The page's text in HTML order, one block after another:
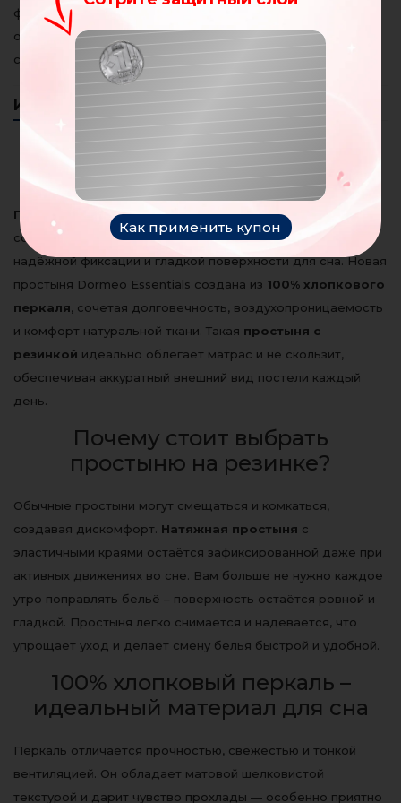
фиксируется на матрасе, не скользит, не мнётся и
обеспечивает гладкую поверхность для сна. Легко
стирается при 60°C. Доставка по Молдове 1–5 дней.
Информация (0)
Простыня на резинке –
максимум удобства и комфорта
Простыня на резинкестала незаменимым элементом
современного спального текстиля благодаря удобству,
надёжной фиксации и гладкой поверхности для сна. Новая
простыня Dormeo Essentials создана из 100% хлопкового
перкаля, сочетая долговечность, воздухопроницаемость
и комфорт натуральной ткани. Такая простыня с
резинкой идеально облегает матрас и не скользит,
обеспечивая аккуратный внешний вид постели каждый
день.
Почему стоит выбрать
простыню на резинке?
Обычные простыни могут смещаться и комкаться,
создавая дискомфорт. Натяжная простыня с
эластичными краями остаётся зафиксированной даже при
активных движениях во сне. Вам больше не нужно каждое
утро поправлять бельё – поверхность остаётся ровной и
гладкой. Простыня легко снимается и надевается, что
упрощает уход и делает смену белья быстрой и удобной.
100% хлопковый перкаль –
идеальный материал для сна
Перкаль отличается прочностью, свежестью и тонкой
вентиляцией. Он обладает матовой шелковистой
текстурой и дарит чувство прохлады — особенно приятно
Поздравляю!
Вы получили купон на
100 леев
NOROC
Как применить купон